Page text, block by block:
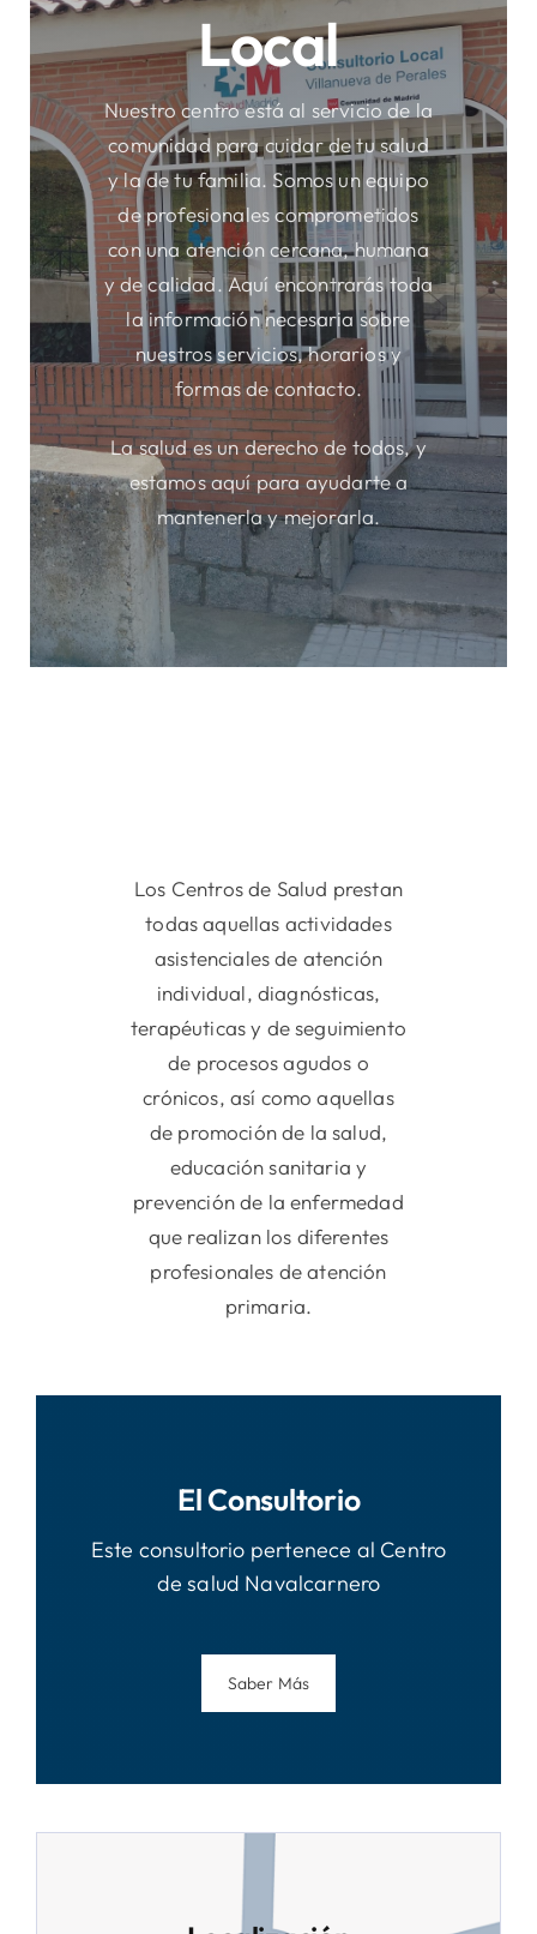
Áreas
Sede Electrónica
Contacto
Buscar:
Local
Nuestro centro está al servicio de la
comunidad para cuidar de tu salud
y la de tu familia. Somos un equipo
de profesionales comprometidos
con una atención cercana, humana
y de calidad. Aquí encontrarás toda
la información necesaria sobre
nuestros servicios, horarios y
formas de contacto.
La salud es un derecho de todos, y
estamos aquí para ayudarte a
mantenerla y mejorarla.
Los Centros de Salud prestan
todas aquellas actividades
asistenciales de atención
individual, diagnósticas,
terapéuticas y de seguimiento
de procesos agudos o
crónicos, así como aquellas
de promoción de la salud,
educación sanitaria y
prevención de la enfermedad
que realizan los diferentes
profesionales de atención
primaria.
El Consultorio
Este consultorio pertenece al Centro
de salud Navalcarnero
Saber Más